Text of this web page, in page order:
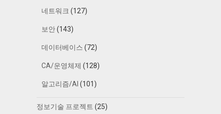
네트워크 (127)
보안(143)
데이터베이스 (72)
CA/운영체제 (128)
알고리즘/AI (101)
정보기술 프로젝트 (25)